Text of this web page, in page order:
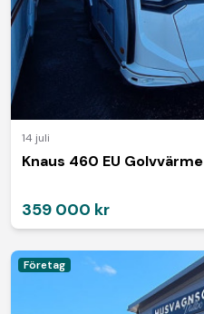
14 juli
Knaus 460 EU Golvvärme
359 000 kr
Företag